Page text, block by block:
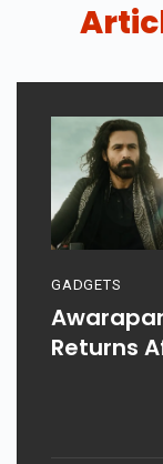
GADGETS
Returns